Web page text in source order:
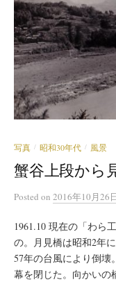
写真 / 昭和30年代 / 風景
蟹谷上段から
Posted on 2016年10月26
1961.10 現在の「わら
の。月見橋は昭和2年
57年の台風により倒壊
幕を閉じた。向かいの